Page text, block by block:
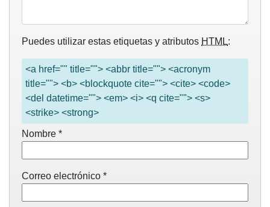
Puedes utilizar estas etiquetas y atributos HTML:
<a href="" title=""> <abbr title=""> <acronym
title=""> <b> <blockquote cite=""> <cite> <code>
<del datetime=""> <em> <i> <q cite=""> <s>
<strike> <strong>
Nombre *
Correo electrónico *